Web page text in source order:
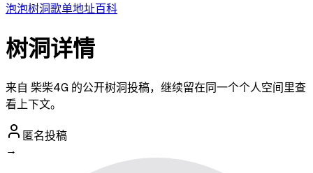
泡泡树洞歌单地址百科
树洞详情
来自 柴柴4G 的公开树洞投稿，继续留在同一个个人空间里查
看上下文。
匿名投稿
→